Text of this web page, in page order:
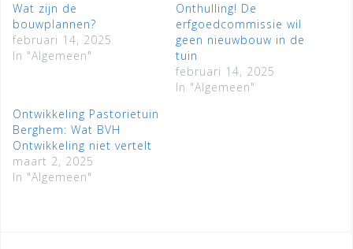
Wat zijn de
bouwplannen?
februari 14, 2025
In "Algemeen"
Onthulling! De
erfgoedcommissie wil
geen nieuwbouw in de
tuin
februari 14, 2025
In "Algemeen"
Ontwikkeling Pastorietuin
Berghem: Wat BVH
Ontwikkeling niet vertelt
maart 2, 2025
In "Algemeen"